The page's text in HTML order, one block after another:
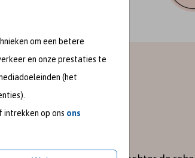
om een betere
en onze prestaties te
(het
intrekken op ons ons